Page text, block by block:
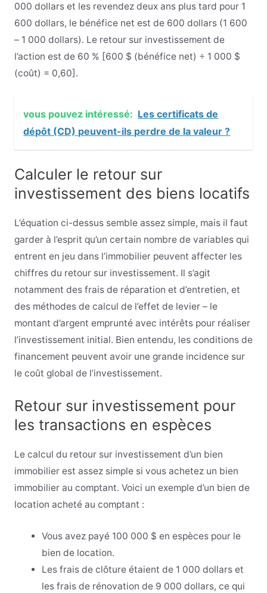
000 dollars et les revendez deux ans plus tard pour 1
600 dollars, le bénéfice net est de 600 dollars (1 600
– 1 000 dollars). Le retour sur investissement de
l’action est de 60 % [600 $ (bénéfice net) ÷ 1 000 $
(coût) = 0,60].
vous pouvez intéressé: Les certificats de
dépôt (CD) peuvent-ils perdre de la valeur ?
Calculer le retour sur
investissement des biens locatifs
L’équation ci-dessus semble assez simple, mais il faut
garder à l’esprit qu’un certain nombre de variables qui
entrent en jeu dans l’immobilier peuvent affecter les
chiffres du retour sur investissement. Il s’agit
notamment des frais de réparation et d’entretien, et
des méthodes de calcul de l’effet de levier – le
montant d’argent emprunté avec intérêts pour réaliser
l’investissement initial. Bien entendu, les conditions de
financement peuvent avoir une grande incidence sur
le coût global de l’investissement.
Retour sur investissement pour
les transactions en espèces
Le calcul du retour sur investissement d’un bien
immobilier est assez simple si vous achetez un bien
immobilier au comptant. Voici un exemple d’un bien de
location acheté au comptant :
Vous avez payé 100 000 $ en espèces pour le
bien de location.
Les frais de clôture étaient de 1 000 dollars et
les frais de rénovation de 9 000 dollars, ce qui